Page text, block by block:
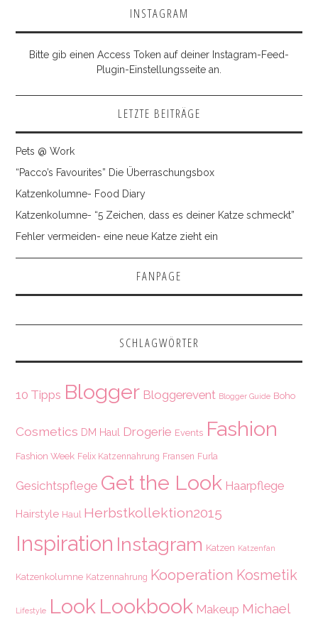
INSTAGRAM
Bitte gib einen Access Token auf deiner Instagram-Feed-
Plugin-Einstellungsseite an.
LETZTE BEITRÄGE
Pets @ Work
“Pacco’s Favourites” Die Überraschungsbox
Katzenkolumne- Food Diary
Katzenkolumne- “5 Zeichen, dass es deiner Katze schmeckt”
Fehler vermeiden- eine neue Katze zieht ein
FANPAGE
SCHLAGWÖRTER
10 Tipps Blogger Bloggerevent Blogger Guide Boho
Cosmetics DM Haul Drogerie Events Fashion
Fashion Week Felix Katzennahrung Fransen Furla
Gesichtspflege Get the Look Haarpflege
Hairstyle Haul Herbstkollektion2015
Inspiration Instagram Katzen Katzenfan
Katzenkolumne Katzennahrung Kooperation Kosmetik
Lifestyle Look Lookbook Makeup Michael